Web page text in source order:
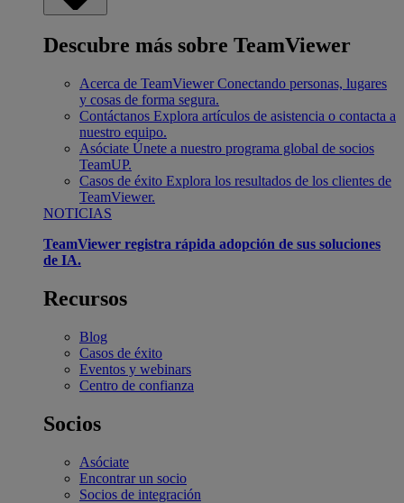
Descubre más sobre TeamViewer
Acerca de TeamViewer Conectando personas, lugares
y cosas de forma segura.
Contáctanos Explora artículos de asistencia o contacta a
nuestro equipo.
Asóciate Únete a nuestro programa global de socios
TeamUP.
Casos de éxito Explora los resultados de los clientes de
TeamViewer.
NOTICIAS
TeamViewer registra rápida adopción de sus soluciones
de IA.
Recursos
Blog
Casos de éxito
Eventos y webinars
Centro de confianza
Socios
Asóciate
Encontrar un socio
Socios de integración